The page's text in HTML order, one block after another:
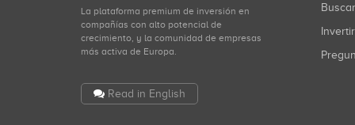
La plataforma premium de inversión en
compañías con alto potencial de
crecimiento, y la comunidad de empresas
más activa de Europa.
Read in English